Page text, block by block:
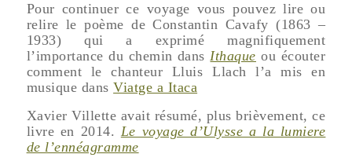
Pour continuer ce voyage vous pouvez lire ou
relire le poème de Constantin Cavafy (1863 –
1933) qui a exprimé magnifiquement
l’importance du chemin dansIthaque ou écouter
comment le chanteur Lluis Llach l’a mis en
musique dansViatge a Itaca
Xavier Villette avait résumé, plus brièvement, ce
livre en 2014. Le voyage d’Ulysse a la lumiere
de l’ennéagramme